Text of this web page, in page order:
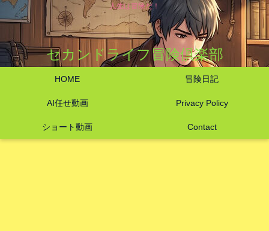
人生は冒険だ！
セカンドライフ冒険倶楽部
HOME 冒険日記
AI任せ動画 Privacy Policy
ショート動画 Contact